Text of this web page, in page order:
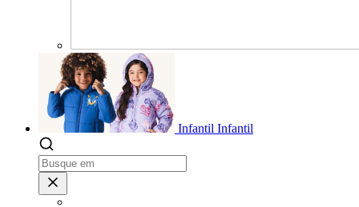
Infantil Infantil